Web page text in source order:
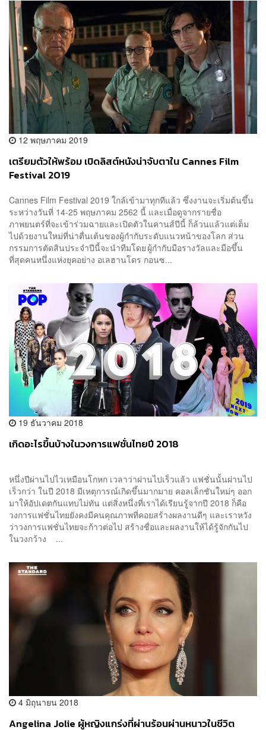
12 พฤษภาคม 2019
เตรียมตัวให้พร้อม เปิดลิสต์หนังน่าจับตาใน Cannes Film
Festival 2019
Cannes Film Festival 2019 ใกล้เข้ามาทุกทีแล้ว ซึ่งงานจะเริ่มต้นขึ้น
ระหว่างวันที่ 14-25 พฤษภาคม 2562 นี้ และเมื่อดูจากรายชื่อ
ภาพยนตร์ที่จะเข้าร่วมฉายและเปิดตัวในคานส์ปีนี้ ก็ล้วนแล้วแต่เต็ม
ไปด้วยงานใหม่ที่น่าตื่นเต้นของผู้กำกับระดับแนวหน้าของโลก ส่วน
กรรมการตัดสินประจำปีนี้จะนำทีมโดย ผู้กำกับมือรางวัลและมือขึ้น
ที่สุดคนหนึ่งแห่งยุคอย่าง อเลฮานโดร กอนซ...
19 ธันวาคม 2018
เกิดอะไรขึ้นบ้างในวงการแฟชั่นไทยปี 2018
หนึ่งปีผ่านไปไวเหมือนโกหก เวลาว่าผ่านไปเร็วแล้ว แฟชั่นนั้นผ่านไป
เร็วกว่า ในปี 2018 มีเหตุการณ์เกิดขึ้นมากมาย คอลเล็กชันใหม่ๆ ออก
มาให้อัปเดตกันแทบไม่ทัน แต่สิ่งหนึ่งที่เราได้เรียนรู้จากปี 2018 ก็คือ
วงการแฟชั่นไทยยังคงมีคนคุณภาพที่คอยสร้างผลงานดีๆ และเราหวัง
ว่าวงการแฟชั่นไทยจะก้าวต่อไป สร้างชื่อและผลงานให้ได้รู้จักกันไป
ในวงกว้าง ...
4 มิถุนายน 2018
Angelina Jolie ผู้หญิงแกร่งที่ผ่านร้อนผ่านหนาวในชีวิต